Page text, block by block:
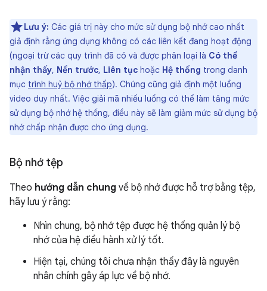
Lưu ý: Các giá trị này cho mức sử dụng bộ nhớ cao nhất
giả định rằng ứng dụng không có các liên kết đang hoạt động
(ngoại trừ các quy trình đã có và được phân loại là Có thể
nhận thấy, Nền trước, Liên tục hoặc Hệ thống trong danh
mục trình huỷ bộ nhớ thấp). Chúng cũng giả định một luồng
video duy nhất. Việc giải mã nhiều luồng có thể làm tăng mức
sử dụng bộ nhớ hệ thống, điều này sẽ làm giảm mức sử dụng bộ
nhớ chấp nhận được cho ứng dụng.
Bộ nhớ tệp
Theo hướng dẫn chung về bộ nhớ được hỗ trợ bằng tệp,
hãy lưu ý rằng:
Nhìn chung, bộ nhớ tệp được hệ thống quản lý bộ
nhớ của hệ điều hành xử lý tốt.
Hiện tại, chúng tôi chưa nhận thấy đây là nguyên
nhân chính gây áp lực về bộ nhớ.